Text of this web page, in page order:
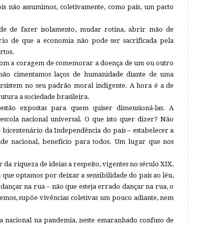
assumimos, coletivamente, como país, um pacto
de fazer isolamento, mudar rotina, abrir mão de
de que a economia não pode ser sacrificada pela
a coragem de comemorar a doença de um ou outro
cimentamos laços de humanidade diante de uma
no seu padrão moral indigente. A hora é a de
a sociedade brasileira.
expostas para quem quiser dimensioná-las. A
nacional universal. O que isto quer dizer? Não
da Independência do país – estabelecer a
nacional, benefício para todos. Um lugar que nos
da riqueza de ideias a respeito, vigentes no século XIX,
optamos por deixar a sensibilidade do país ao léu,
na rua – não que esteja errado dançar na rua, o
supõe vivências coletivas um pouco adiante, nem
na pandemia, neste emaranhado confuso de